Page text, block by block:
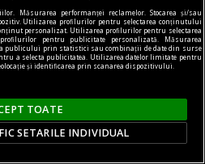
ei nu o
măcar
cu
Cu
Măsurarea performanței reclamelor. Stocarea și/sau
Utilizarea profilurilor pentru selectarea conținutului
personalizat. Utilizarea profilurilor pentru selectarea
pentru publicitate personalizată. Măsurarea
publicului prin statistici sau combinații de date din surse
a selecta publicitatea. Utilizarea datelor limitate pentru
și identificarea prin scanarea dispozitivului.
TOATE
SETARILE INDIVIDUAL